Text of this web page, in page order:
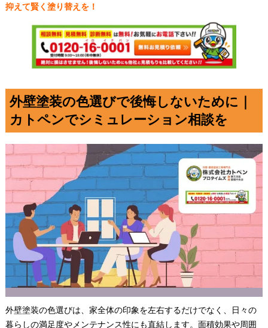
抑えて賢く塗り替えを！
外壁塗装の色選びで後悔しないために｜
カトペンでシミュレーション相談を
外壁塗装の色選びは、家全体の印象を左右するだけでなく、日々の
暮らしの満足度やメンテナンス性にも直結します。面積効果や周囲